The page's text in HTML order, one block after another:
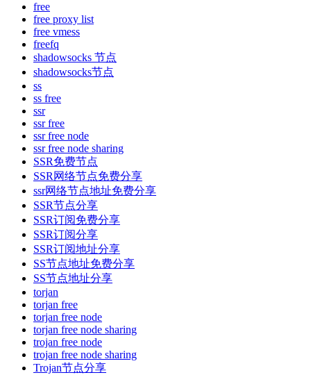
free
free proxy list
free vmess
freefq
shadowsocks 节点
shadowsocks节点
ss
ss free
ssr
ssr free
ssr free node
ssr free node sharing
SSR免费节点
SSR网络节点免费分享
ssr网络节点地址免费分享
SSR节点分享
SSR订阅免费分享
SSR订阅分享
SSR订阅地址分享
SS节点地址免费分享
SS节点地址分享
torjan
torjan free
torjan free node
torjan free node sharing
trojan free node
trojan free node sharing
Trojan节点分享